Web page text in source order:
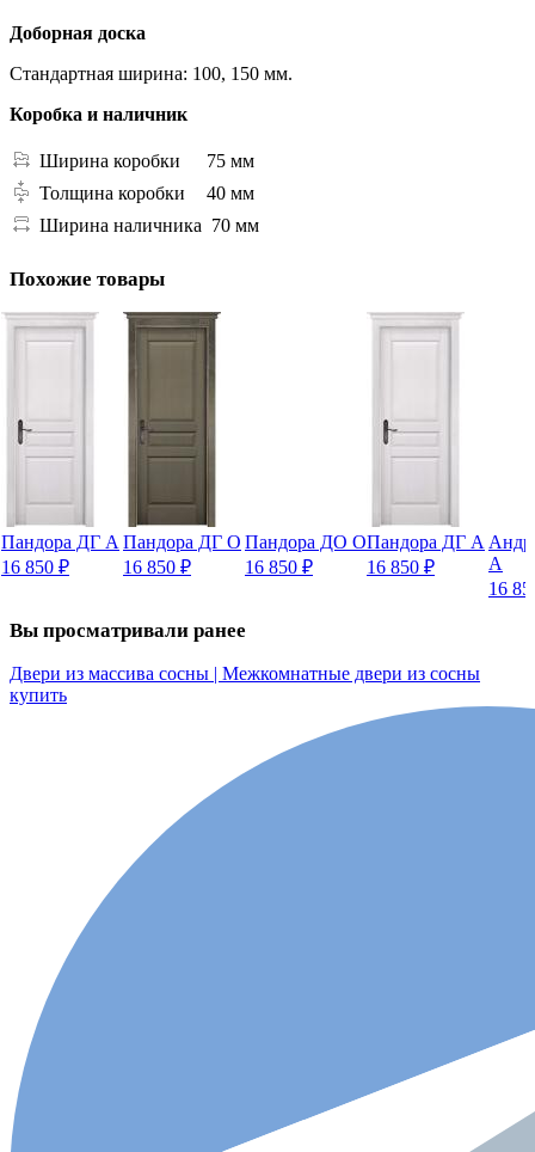
Доборная доска
Стандартная ширина: 100, 150 мм.
Коробка и наличник
Ширина коробки
75 мм
Толщина коробки
40 мм
Ширина наличника 70 мм
Похожие товары
Пандора ДГ А
16 850 ₽
Пандора ДГ О
16 850 ₽
Пандора ДО О
16 850 ₽
Пандора ДГ А
16 850 ₽
А
16
Вы просматривали ранее
Двери из массива сосны | Межкомнатные двери из сосны
купить